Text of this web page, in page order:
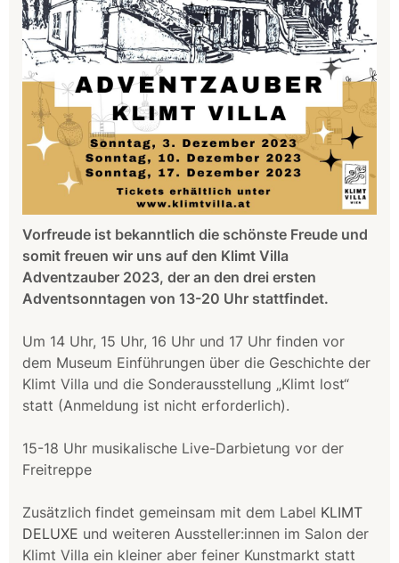
Vorfreude ist bekanntlich die schönste Freude und
somit freuen wir uns auf den Klimt Villa
Adventzauber 2023, der an den drei ersten
Adventsonntagen von 13-20 Uhr stattfindet.
Um 14 Uhr, 15 Uhr, 16 Uhr und 17 Uhr finden vor
dem Museum Einführungen über die Geschichte der
Klimt Villa und die Sonderausstellung „Klimt lost“
statt (Anmeldung ist nicht erforderlich).
15-18 Uhr musikalische Live-Darbietung vor der
Freitreppe
Zusätzlich findet gemeinsam mit dem Label KLIMT
DELUXE und weiteren Aussteller:innen im Salon der
Klimt Villa ein kleiner aber feiner Kunstmarkt statt